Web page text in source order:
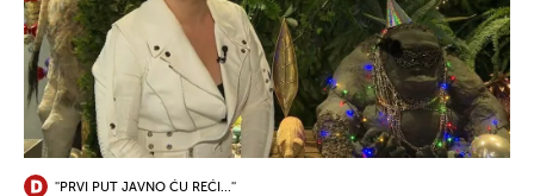
''PRVI PUT JAVNO ĆU REĆI...''